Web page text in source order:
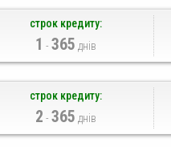
строк кредиту:
1 -365 днів
строк кредиту:
2 -365 днів